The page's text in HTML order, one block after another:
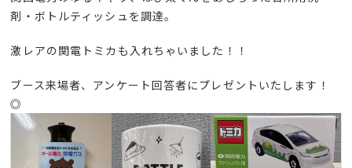
剤・ボトルティッシュを調達。
激レアの関電トミカも入れちゃいました！！
ブース来場者、アンケート回答者にプレゼントいたします！
◎